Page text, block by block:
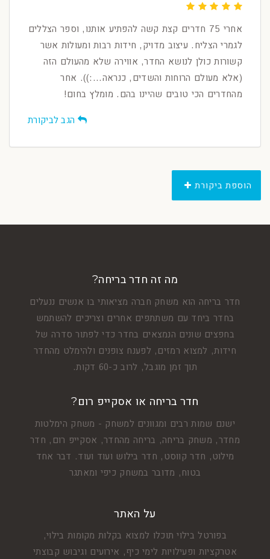
אחרי 75 חדרים קצת קשה להפתיע אותנו, וספר הצללים
לגמרי הצליח. עיצוב מדויק, חידות רבות ומעולות אשר
קשורות כולן לנושא החדר, אווירה שלא מהעולם הזה
(אלא מעולם הרוחות והשדים, כנראה...:)). אחר
מהחדרים הכי טובים שהיינו בהם. מומלץ בחום!
הגב לביקורת
הוספת ביקורת
מה זה חדר בריחה?
חדר בריחה הוא משחק חברה מציאותי בו אנשים ננעלים
בחדר ביחד עם משתתפים אחרים וצריכים להשתמש
בחפצים שונים הנמצאים בחדר כדי לפתור סדרה של
חידות, למצוא רמזים, לפענח צופנים ולהימלט מהחדר
תוך זמן מוגבל, לרוב כ-60 דקות.
חדר בריחה או אסקייפ רום?
ישנם שמות רבים ומגוונים למשחק - משחק הימלטות
מחדר, משחק בריחה, בריחה מהחדר, אסקייפ רום, חדר
מילוט, חדר קווסט, חדר בילוש ועוד ועוד. דבר אחד
בטוח, מדובר במשחק כיפי ומאתגר
על האתר
בפורטל בילוי תוכלו למצוא בקלות מקומות בילוי,
אטרקציות ופעילויות לימי כיף, אירועים וגיבוש קבוצתי